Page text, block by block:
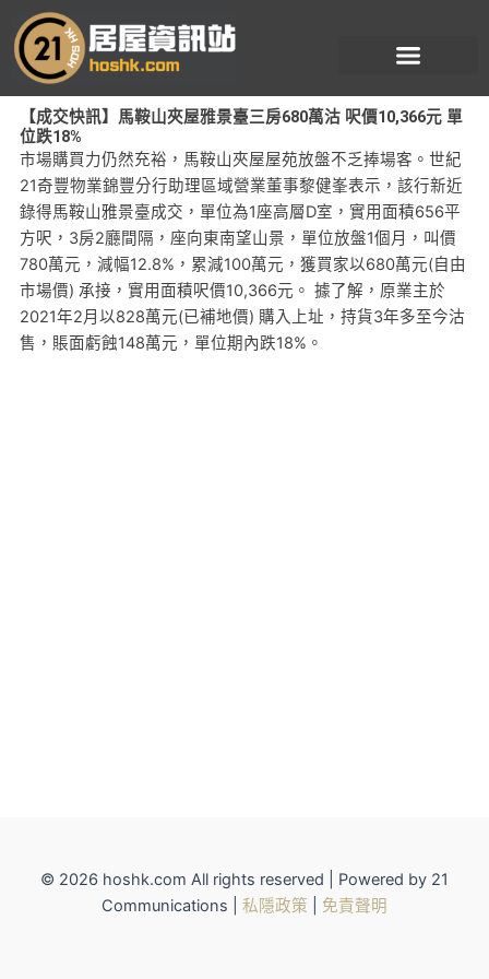
至
【成交快訊】馬鞍山夾屋雅景臺三房680萬沽 呎價10,366元 單
位跌18%
市場購買力仍然充裕，馬鞍山夾屋屋苑放盤不乏捧場客。世紀
21奇豐物業錦豐分行助理區域營業董事黎健峯表示，該行新近
錄得馬鞍山雅景臺成交，單位為1座高層D室，實用面積656平
方呎，3房2廳間隔，座向東南望山景，單位放盤1個月，叫價
780萬元，減幅12.8%，累減100萬元，獲買家以680萬元(自由
市場價) 承接，實用面積呎價10,366元。 據了解，原業主於
2021年2月以828萬元(已補地價) 購入上址，持貨3年多至今沽
售，賬面虧蝕148萬元，單位期內跌18%。
© 2026 hoshk.com All rights reserved | Powered by 21
Communications | 私隱政策 免責聲明